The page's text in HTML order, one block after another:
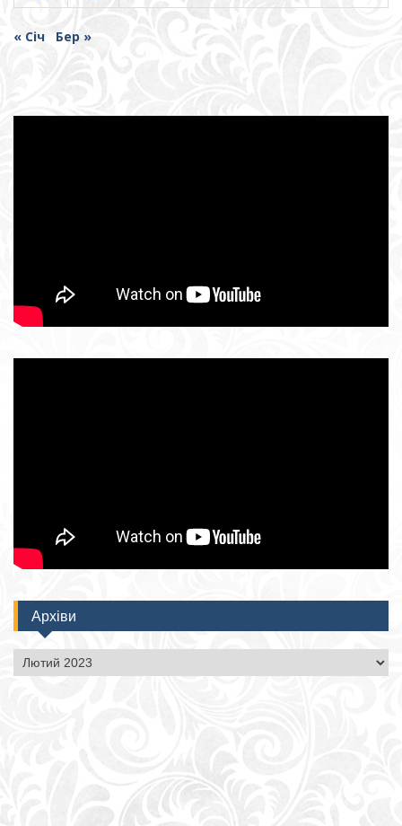
« Січ Бер »
Архіви
Архіви